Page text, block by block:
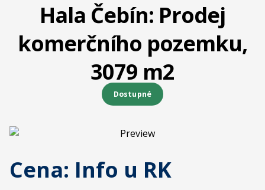
Hala Čebín: Prodej
komerčního pozemku,
3079 m2
Dostupné
Cena: Info u RK